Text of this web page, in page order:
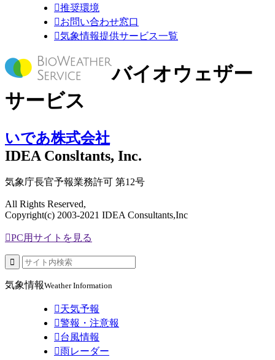
推奨環境
お問い合わせ窓口
気象情報提供サービス一覧
バイオウェザー
サービス
いであ株式会社
IDEA Consltants, Inc.
気象庁長官予報業務許可 第12号
All Rights Reserved,
Copyright(c) 2003-2021 IDEA Consultants,Inc
PC用サイトを見る

気象情報Weather Information
天気予報
警報・注意報
台風情報
雨レーダー